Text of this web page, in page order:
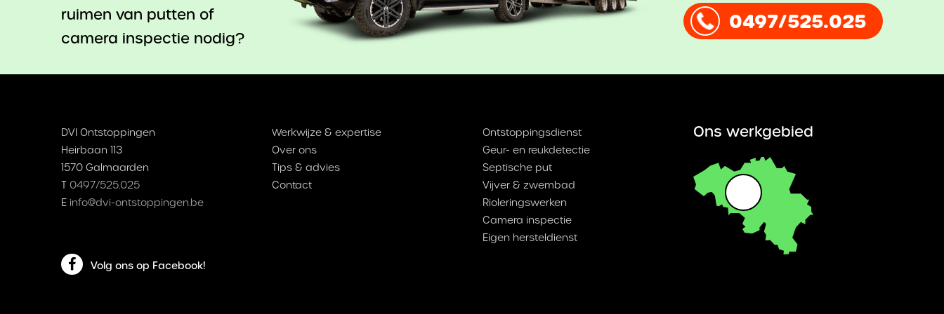
ruimen van putten of
camera inspectie nodig?
0497/525.025
DVI Ontstoppingen
Heirbaan 113
1570 Galmaarden
T 0497/525.025
E info@dvi-ontstoppingen.be
Volg ons op Facebook!
Werkwijze & expertise
Over ons
Tips & advies
Contact
Ontstoppingsdienst
Geur- en reukdetectie
Septische put
Vijver & zwembad
Rioleringswerken
Camera inspectie
Eigen hersteldienst
Ons werkgebied